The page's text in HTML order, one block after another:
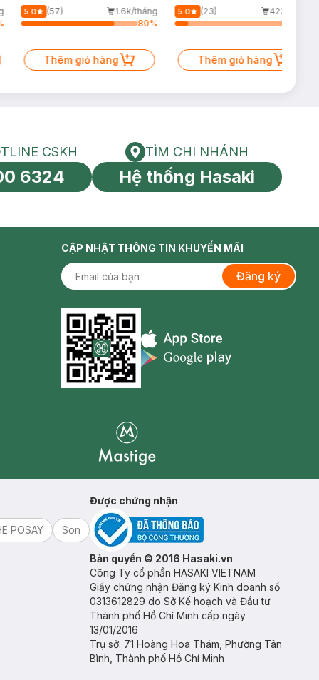
Giảm Dầu 500ml
5.0 (57)
1.6k/tháng
80%
Thêm giỏ hàng
60ml (Mới)
5.0 (23)
423/tháng
Thêm giỏ hàng
toàn cầu
HOTLINE CSKH
CSKH
6324
Tìm chi nhánh
TÌM CHI NHÁNH
Hệ thống Hasaki
CẬP NHẬT THÔNG TIN KHUYẾN MÃI
Đăng ký
Appstore icon
POSAY
Son
Được chứng nhận
Bản quyền © 2016 Hasaki.vn
Công Ty cổ phần HASAKI VIETNAM
Giấy chứng nhận Đăng ký Kinh doanh số
0313612829 do Sở Kế hoạch và Đầu tư
Thành phố Hồ Chí Minh cấp ngày
13/01/2016
Trụ sở: 71 Hoàng Hoa Thám, Phường Tân
Bình, Thành phố Hồ Chí Minh